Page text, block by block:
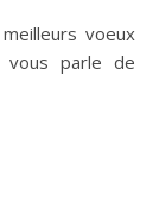
parle de